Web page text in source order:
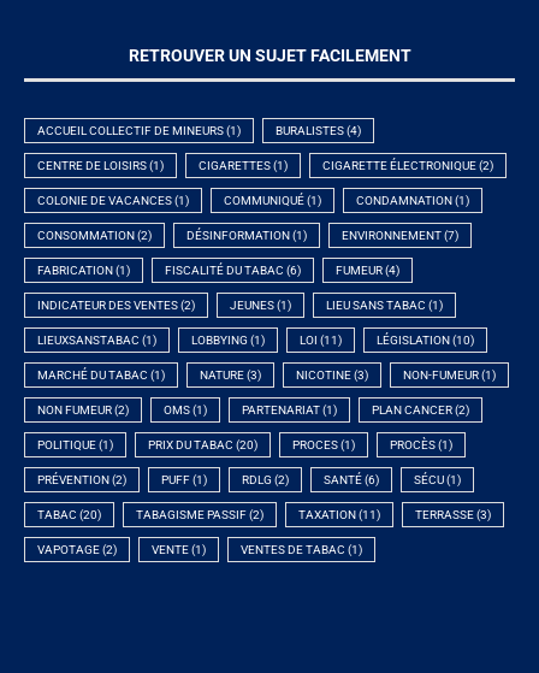
RETROUVER UN SUJET FACILEMENT
ACCUEIL COLLECTIF DE MINEURS(1) BURALISTES(4)
CENTRE DE LOISIRS(1) CIGARETTES(1) CIGARETTE ÉLECTRONIQUE(2)
COLONIE DE VACANCES(1) COMMUNIQUÉ(1) CONDAMNATION (1)
CONSOMMATION (2) DÉSINFORMATION (1) ENVIRONNEMENT(7)
FABRICATION (1) FISCALITÉ DU TABAC (6) FUMEUR(4)
INDICATEUR DES VENTES(2) JEUNES(1) LIEU SANS TABAC (1)
LIEUXSANSTABAC (1) LOBBYING (1) LOI (11) LÉGISLATION (10)
MARCHÉ DU TABAC (1) NATURE(3) NICOTINE(3) NON-FUMEUR(1)
NON FUMEUR(2) OMS(1) PARTENARIAT(1) PLAN CANCER(2)
POLITIQUE(1) PRIX DU TABAC (20) PROCES(1) PROCÈS(1)
PRÉVENTION (2) PUFF(1) RDLG (2) SANTÉ(6) SÉCU(1)
TABAC (20) TABAGISME PASSIF(2) TAXATION (11) TERRASSE(3)
VAPOTAGE(2) VENTE(1) VENTES DE TABAC (1)